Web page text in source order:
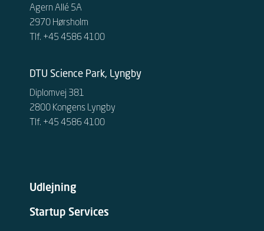
Agern Allé 5A
2970 Hørsholm
Tlf. +45 4586 4100
DTU Science Park, Lyngby
Diplomvej 381
2800 Kongens Lyngby
Tlf. +45 4586 4100
Udlejning
Startup Services